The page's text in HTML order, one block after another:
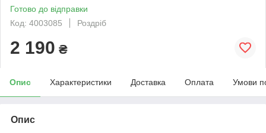
Готово до відправки
Код: 4003085
Роздріб
2 190 ₴
Опис Характеристики Доставка Оплата Умови
Опис